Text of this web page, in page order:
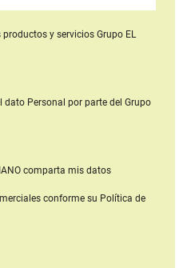
productos y serviciosGrupo EL
dato Personal por parte del Grupo
comparta mis datos
conforme su Política de